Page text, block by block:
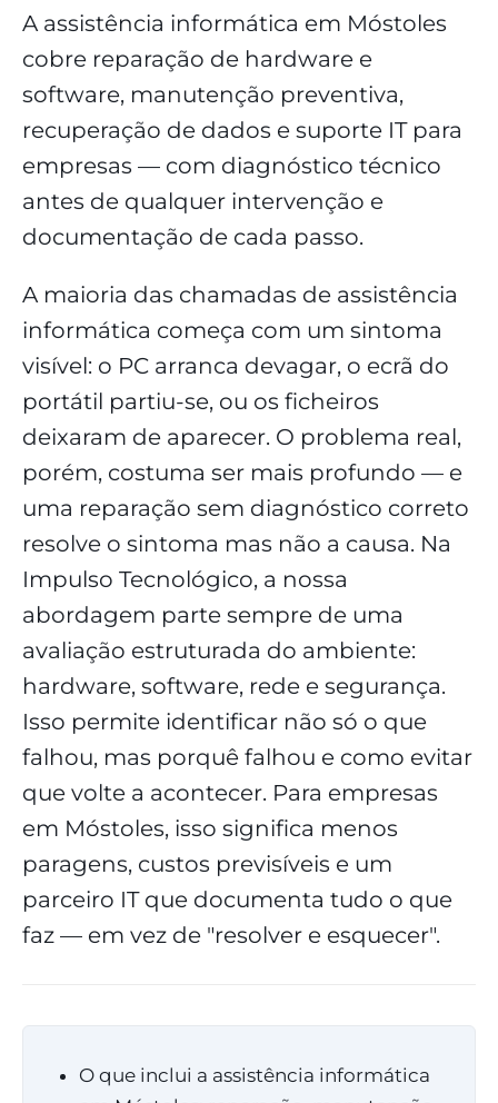
A assistência informática em Móstoles
cobre reparação de hardware e
software, manutenção preventiva,
recuperação de dados e suporte IT para
empresas — com diagnóstico técnico
antes de qualquer intervenção e
documentação de cada passo.
A maioria das chamadas de assistência
informática começa com um sintoma
visível: o PC arranca devagar, o ecrã do
portátil partiu-se, ou os ficheiros
deixaram de aparecer. O problema real,
porém, costuma ser mais profundo — e
uma reparação sem diagnóstico correto
resolve o sintoma mas não a causa. Na
Impulso Tecnológico, a nossa
abordagem parte sempre de uma
avaliação estruturada do ambiente:
hardware, software, rede e segurança.
Isso permite identificar não só o que
falhou, mas porquê falhou e como evitar
que volte a acontecer. Para empresas
em Móstoles, isso significa menos
paragens, custos previsíveis e um
parceiro IT que documenta tudo o que
faz — em vez de "resolver e esquecer".
O que inclui a assistência informática